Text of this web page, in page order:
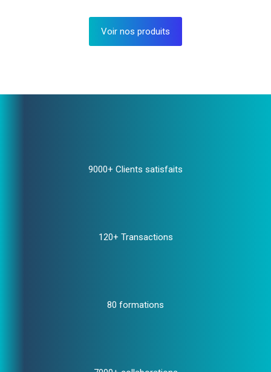
Voir nos produits
9000+ Clients satisfaits
120+ Transactions
80 formations